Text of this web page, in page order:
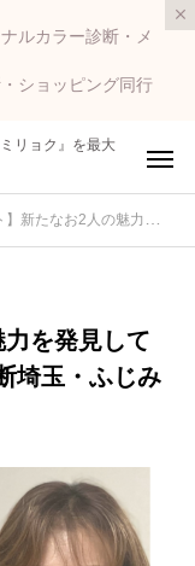
ルカラー診断・メ
ショッピング同行
リョク』を最大
魅力を発見して大盛りあがりでした@骨格診断埼玉・ふじみ野
力を発見して
埼玉・ふじみ